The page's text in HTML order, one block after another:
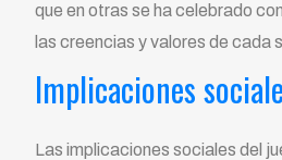
que en otras se ha celebrado
las creencias y valores de cada
Implicaciones
Las implicaciones sociales del